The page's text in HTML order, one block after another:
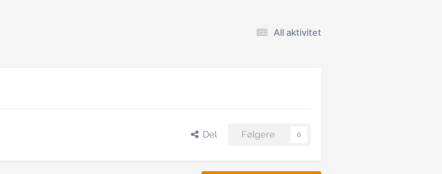
All aktivitet
Del Følgere 0